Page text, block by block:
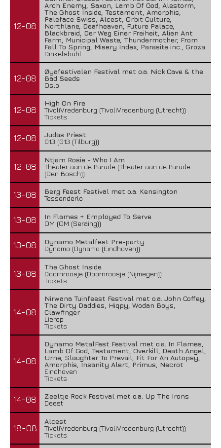
12-08
Arch Enemy, Saxon, Lamb Of God, Alestorm,
The Ghost Inside, Testament, Amorphis,
Paleface Swiss, Alcest, Orbit Culture,
Northlane, Deafheaven, Future Palace,
Blackbraid, Der Weg Einer Freiheit, Alien Ant
Farm, Municipal Waste, Thundermother, From
Fall To Spring, Misery Index, Parasite inc., Groza
Dinkelsbühl
12-08
Øyafestivalen Festival met o.a. Nick Cave & the
Bad Seeds
Oslo
12-08
High On Fire
TivoliVredenburg (TivoliVredenburg (Utrecht))
Tickets
12-08
Judas Priest
013 (013 (Tilburg))
12-08
Ntjam Rosie - Who I Am
Theater aan de Parade (Theater aan de Parade
(Den Bosch))
13-08
Berg Feest Festival met o.a. Kensington
Tessenderlo
13-08
In Flames + Employed To Serve
OM (OM (Seraing))
13-08
Dynamo Metalfest Pre-party
Dynamo (Dynamo (Eindhoven))
13-08
The Ghost Inside
Doornroosje (Doornroosje (Nijmegen))
Tickets
14-08
Nirwana Tuinfeest Festival met o.a. John Coffey,
The Dirty Daddies, Hiqpy, Wodan Boys,
Clawfinger
Lierop
Tickets
14-08
Dynamo MetalFest Festival met o.a. In Flames,
Lamb Of God, Testament, Overkill, Death Angel,
Urne, Slaughter To Prevail, Fit For An Autopsy,
Amorphis, Insanity Alert, Primus, Necrot
Eindhoven
Tickets
14-08
Zeeltje Rock Festival met o.a. Up The Irons
Deest
18-08
Alcest
TivoliVredenburg (TivoliVredenburg (Utrecht))
Tickets